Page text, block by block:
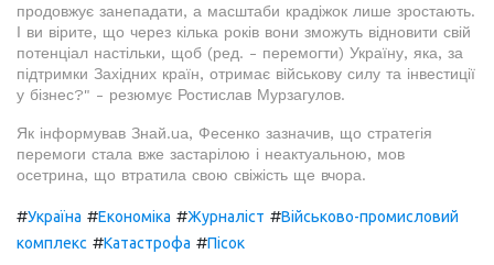
продовжує занепадати, а масштаби крадіжок лише зростають.
І ви вірите, що через кілька років вони зможуть відновити свій
потенціал настільки, щоб (ред. - перемогти) Україну, яка, за
підтримки Західних країн, отримає військову силу та інвестиції
у бізнес?" - резюмує Ростислав Мурзагулов.
Як інформував Знай.ua, Фесенко зазначив, що стратегія
перемоги стала вже застарілою і неактуальною, мов
осетрина, що втратила свою свіжість ще вчора.
#Україна #Економіка #Журналіст #Військово-промисловий
комплекс #Катастрофа #Пісок